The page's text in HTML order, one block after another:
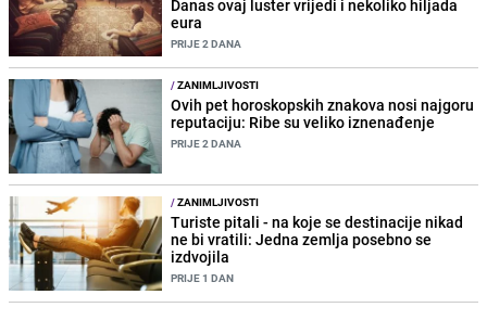
Danas ovaj luster vrijedi i nekoliko hiljada
eura
PRIJE 2 DANA
/ZANIMLJIVOSTI
Ovih pet horoskopskih znakova nosi najgoru
reputaciju: Ribe su veliko iznenađenje
PRIJE 2 DANA
/ZANIMLJIVOSTI
Turiste pitali - na koje se destinacije nikad
ne bi vratili: Jedna zemlja posebno se
izdvojila
PRIJE 1 DAN